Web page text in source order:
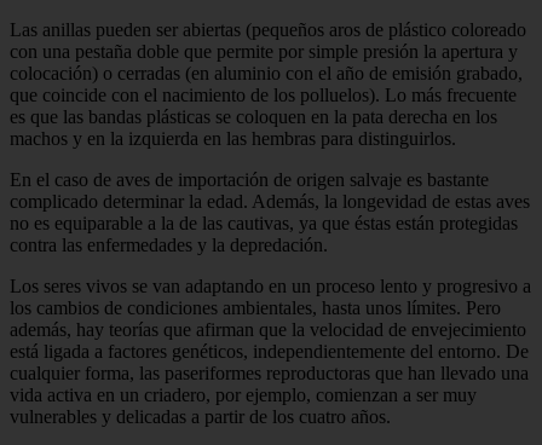
Las anillas pueden ser abiertas (pequeños aros de plástico coloreado
con una pestaña doble que permite por simple presión la apertura y
colocación) o cerradas (en aluminio con el año de emisión grabado,
que coincide con el nacimiento de los polluelos). Lo más frecuente
es que las bandas plásticas se coloquen en la pata derecha en los
machos y en la izquierda en las hembras para distinguirlos.
En el caso de aves de importación de origen salvaje es bastante
complicado determinar la edad. Además, la longevidad de estas aves
no es equiparable a la de las cautivas, ya que éstas están protegidas
contra las enfermedades y la depredación.
Los seres vivos se van adaptando en un proceso lento y progresivo a
los cambios de condiciones ambientales, hasta unos límites. Pero
además, hay teorías que afirman que la velocidad de envejecimiento
está ligada a factores genéticos, independientemente del entorno. De
cualquier forma, las paseriformes reproductoras que han llevado una
vida activa en un criadero, por ejemplo, comienzan a ser muy
vulnerables y delicadas a partir de los cuatro años.